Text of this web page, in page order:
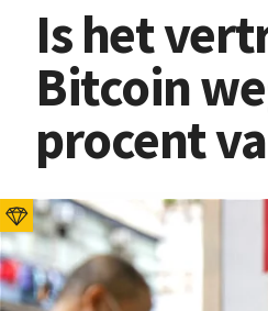
Is het
Bitcoin
procent